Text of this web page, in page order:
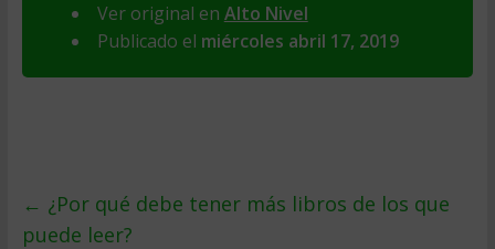
Ver original en Alto Nivel
Publicado el miércoles abril 17, 2019
← ¿Por qué debe tener más libros de los que
puede leer?